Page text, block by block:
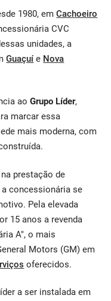
1980, emCachoeiro
CVC
unidades, a
Guaçuíe Nova
aoGrupo Líder,
marcar essa
mais moderna, com
prestação de
concessionária se
Pela elevada
15 anos a revenda
A", o mais
Motors (GM) em
oferecidos.
a ser instalada em